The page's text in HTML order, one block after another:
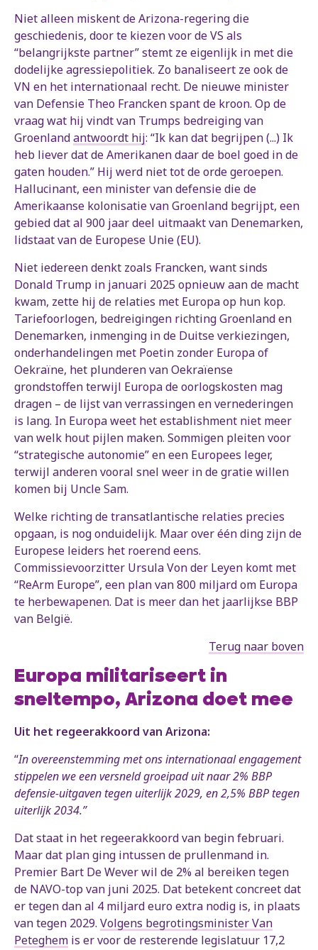
Niet alleen miskent de Arizona-regering die
geschiedenis, door te kiezen voor de VS als
“belangrijkste partner” stemt ze eigenlijk in met die
dodelijke agressiepolitiek. Zo banaliseert ze ook de
VN en het internationaal recht. De nieuwe minister
van Defensie Theo Francken spant de kroon. Op de
vraag wat hij vindt van Trumps bedreiging van
Groenlandantwoordt hij: “Ik kan dat begrijpen (...) Ik
heb liever dat de Amerikanen daar de boel goed in de
gaten houden.” Hij werd niet tot de orde geroepen.
Hallucinant, een minister van defensie die de
Amerikaanse kolonisatie van Groenland begrijpt, een
gebied dat al 900 jaar deel uitmaakt van Denemarken,
lidstaat van de Europese Unie (EU).
Niet iedereen denkt zoals Francken, want sinds
Donald Trump in januari 2025 opnieuw aan de macht
kwam, zette hij de relaties met Europa op hun kop.
Tariefoorlogen, bedreigingen richting Groenland en
Denemarken, inmenging in de Duitse verkiezingen,
onderhandelingen met Poetin zonder Europa of
Oekraïne, het plunderen van Oekraïense
grondstoffen terwijl Europa de oorlogskosten mag
dragen – de lijst van verrassingen en vernederingen
is lang. In Europa weet het establishment niet meer
van welk hout pijlen maken. Sommigen pleiten voor
“strategische autonomie” en een Europees leger,
terwijl anderen vooral snel weer in de gratie willen
komen bij Uncle Sam.
Welke richting de transatlantische relaties precies
opgaan, is nog onduidelijk. Maar over één ding zijn de
Europese leiders het roerend eens.
Commissievoorzitter Ursula Von der Leyen komt met
“ReArm Europe”, een plan van 800 miljard om Europa
te herbewapenen. Dat is meer dan het jaarlijkse BBP
van België.
Terug naar boven
Europa militariseert in
sneltempo, Arizona doet mee
Uit het regeerakkoord van Arizona:
“In overeenstemming met ons internationaal engagement
stippelen we een versneld groeipad uit naar 2% BBP
defensie-uitgaven tegen uiterlijk 2029, en 2,5% BBP tegen
uiterlijk 2034.”
Dat staat in het regeerakkoord van begin februari.
Maar dat plan ging intussen de prullenmand in.
Premier Bart De Wever wil de 2% al bereiken tegen
de NAVO-top van juni 2025. Dat betekent concreet dat
er tegen dan al 4 miljard euro extra nodig is, in plaats
van tegen 2029. Volgens begrotingsminister Van
Peteghem is er voor de resterende legislatuur 17,2